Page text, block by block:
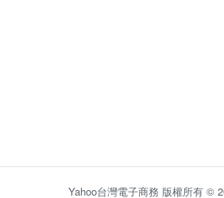
Yahoo台灣電子商務 版權所有 ©